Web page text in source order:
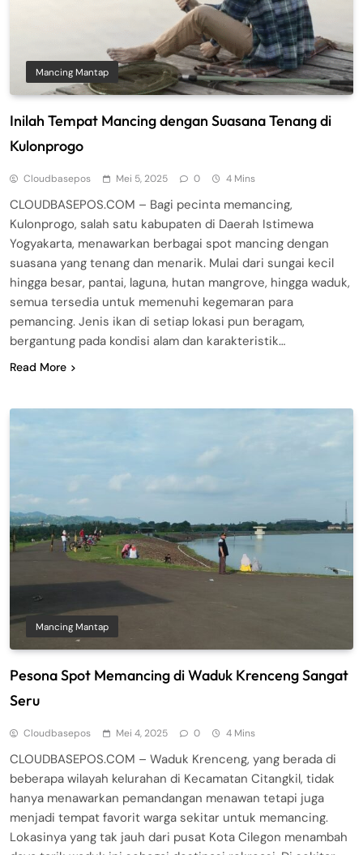
Mancing Mantap
Inilah Tempat Mancing dengan Suasana Tenang di
Kulonprogo
Cloudbasepos Mei 5, 2025 0 4 Mins
CLOUDBASEPOS.COM – Bagi pecinta memancing,
Kulonprogo, salah satu kabupaten di Daerah Istimewa
Yogyakarta, menawarkan berbagai spot mancing dengan
suasana yang tenang dan menarik. Mulai dari sungai kecil
hingga besar, pantai, laguna, hutan mangrove, hingga waduk,
semua tersedia untuk memenuhi kegemaran para
pemancing. Jenis ikan di setiap lokasi pun beragam,
bergantung pada kondisi alam dan karakteristik…
Read More
Mancing Mantap
Pesona Spot Memancing di Waduk Krenceng Sangat
Seru
Cloudbasepos Mei 4, 2025 0 4 Mins
CLOUDBASEPOS.COM – Waduk Krenceng, yang berada di
beberapa wilayah kelurahan di Kecamatan Citangkil, tidak
hanya menawarkan pemandangan menawan tetapi juga
menjadi tempat favorit warga sekitar untuk memancing.
Lokasinya yang tak jauh dari pusat Kota Cilegon menambah